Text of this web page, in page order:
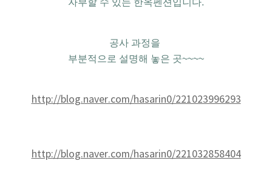
자부할 수 있는 한옥펜션입니다.
공사 과정을
부분적으로 설명해 놓은 곳~~~~
http://blog.naver.com/hasarin0/221023996293
http://blog.naver.com/hasarin0/221032858404